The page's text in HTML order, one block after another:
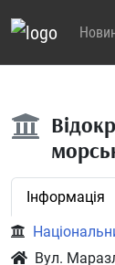
Інформація
Вул.